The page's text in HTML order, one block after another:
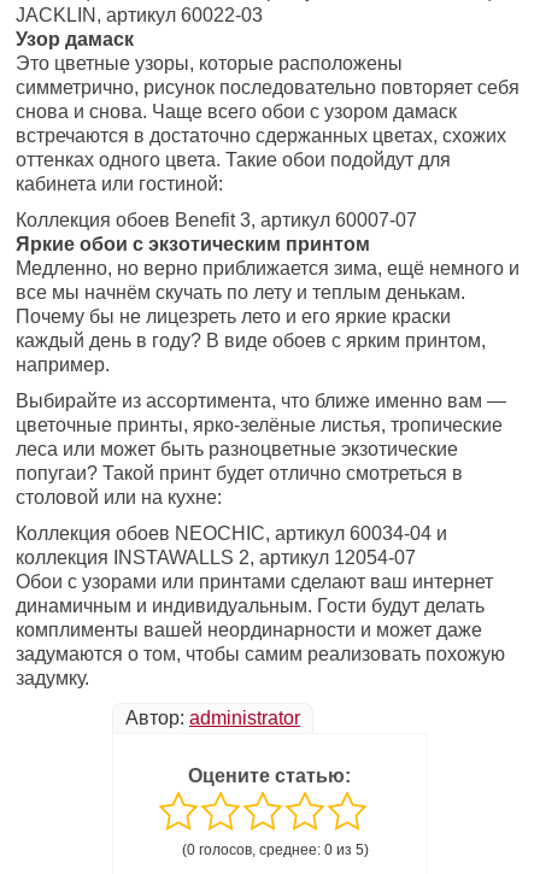
JACKLIN, артикул 60022-03
Узор дамаск
Это цветные узоры, которые расположены
симметрично, рисунок последовательно повторяет себя
снова и снова. Чаще всего обои с узором дамаск
встречаются в достаточно сдержанных цветах, схожих
оттенках одного цвета. Такие обои подойдут для
кабинета или гостиной:
Коллекция обоев Benefit 3, артикул 60007-07
Яркие обои с экзотическим принтом
Медленно, но верно приближается зима, ещё немного и
все мы начнём скучать по лету и теплым денькам.
Почему бы не лицезреть лето и его яркие краски
каждый день в году? В виде обоев с ярким принтом,
например.
Выбирайте из ассортимента, что ближе именно вам —
цветочные принты, ярко-зелёные листья, тропические
леса или может быть разноцветные экзотические
попугаи? Такой принт будет отлично смотреться в
столовой или на кухне:
Коллекция обоев NEOCHIC, артикул 60034-04 и
коллекция INSTAWALLS 2, артикул 12054-07
Обои с узорами или принтами сделают ваш интернет
динамичным и индивидуальным. Гости будут делать
комплименты вашей неординарности и может даже
задумаются о том, чтобы самим реализовать похожую
задумку.
Автор: administrator
Оцените статью:
(0 голосов, среднее: 0 из 5)